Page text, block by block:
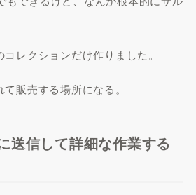
レクションだけ作りました。
販売する場所になる。
送信して詳細な作業する